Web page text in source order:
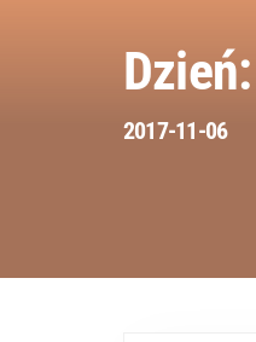
Dzień:
2017-11-06